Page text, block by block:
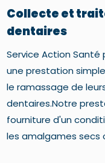
Collecte et
dentaires
Service Action Santé
une prestation
le ramassage de
dentaires.Notre
fourniture d'un
les amalgames secs